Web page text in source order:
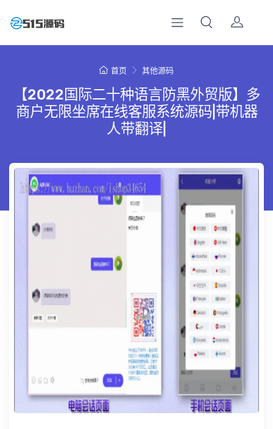
首页 其他源码
【2022国际二十种语言防黑外贸版】多
商户无限坐席在线客服系统源码|带机器
人带翻译|